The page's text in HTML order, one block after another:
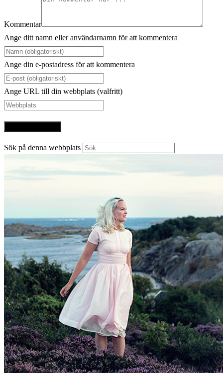
Kommentar
Ange ditt namn eller användarnamn för att kommentera
Ange din e-postadress för att kommentera
Ange URL till din webbplats (valfritt)
Sök på denna webbplats